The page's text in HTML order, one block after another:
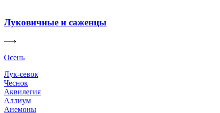
Луковичные и саженцы
Осень
Лук-севок
Чеснок
Аквилегия
Аллиум
Анемоны